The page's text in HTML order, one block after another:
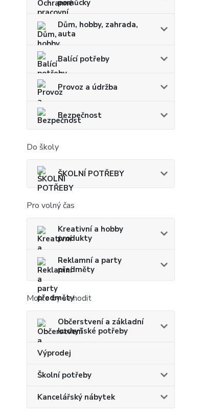
pomůcky
Dům, hobby, zahrada,
auta
Balící potřeby
Provoz a údržba
Bezpečnost
Do školy
ŠKOLNÍ POTŘEBY
Pro volný čas
Kreativní a hobby
produkty
Reklamní a party
předměty
Mohlo by se hodit
Občerstvení a základní
kuchyňské potřeby
Výprodej
Školní potřeby
Kancelářský nábytek